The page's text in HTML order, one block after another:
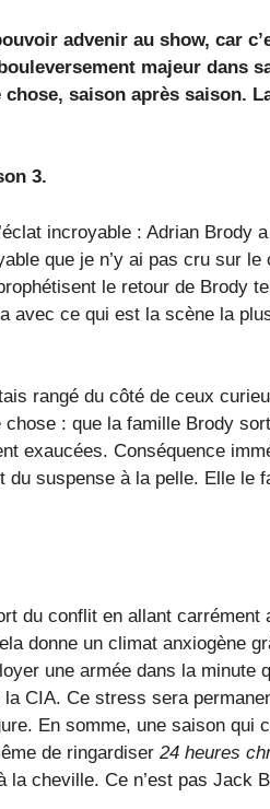
advenir au show, car
majeur dans
saison après saison.
3.
incroyable : Adrian Brody
que je n’y ai pas cru sur le
le retour de Brody
avec ce qui est la scène la
rangé du côté de ceux
: que la famille Brody
exaucées. Conséquence
du suspense à la pelle. Elle le
du conflit en allant carrément
donne un climat anxiogène
une armée dans la minute
CIA. Ce stress sera
En somme, une saison qui
de ringardiser 24 heures
la cheville. Ce n’est pas Jack